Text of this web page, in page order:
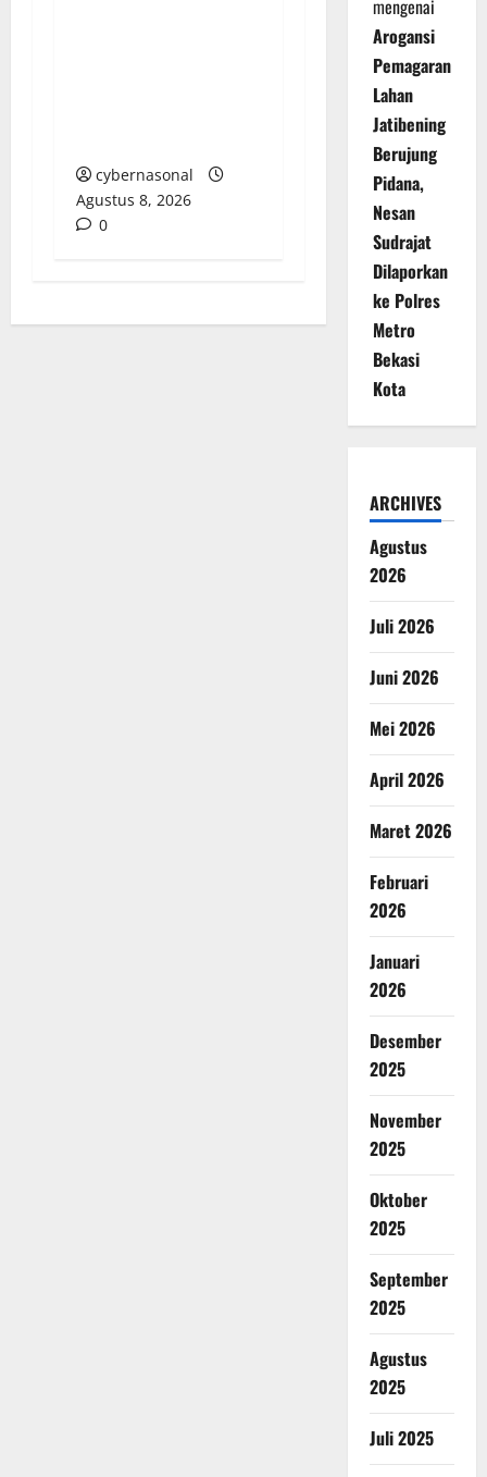
cybernasonal
Agustus 8, 2026
0
mengenai
Arogansi
Pemagaran
Lahan
Jatibening
Berujung
Pidana,
Nesan
Sudrajat
Dilaporkan
ke Polres
Metro
Bekasi
Kota
ARCHIVES
Agustus
2026
Juli 2026
Juni 2026
Mei 2026
April 2026
Maret 2026
Februari
2026
Januari
2026
Desember
2025
November
2025
Oktober
2025
September
2025
Agustus
2025
Juli 2025